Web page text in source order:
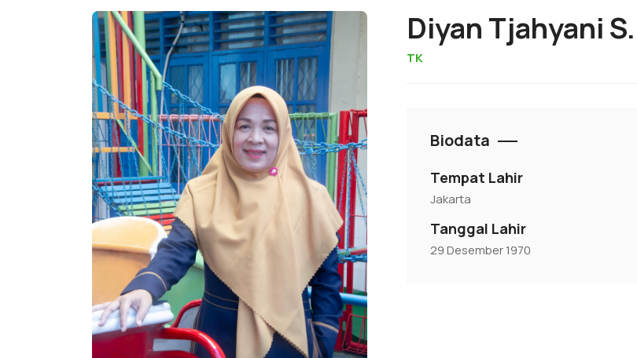
Diyan Tjahyani
TK
Biodata
Tempat Lahir
Jakarta
Tanggal Lahir
29 Desember 1970